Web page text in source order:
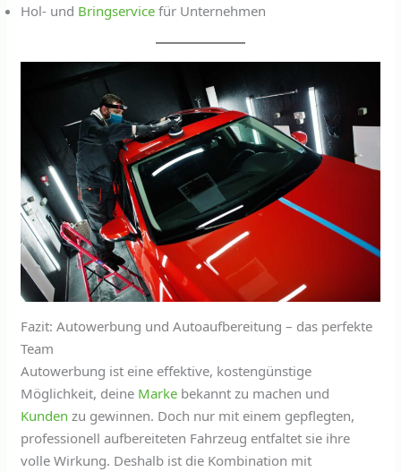
Hol- und Bringservice für Unternehmen
Fazit: Autowerbung und Autoaufbereitung – das perfekte
Team
Autowerbung ist eine effektive, kostengünstige
Möglichkeit, deine Marke bekannt zu machen und
Kunden zu gewinnen. Doch nur mit einem gepflegten,
professionell aufbereiteten Fahrzeug entfaltet sie ihre
volle Wirkung. Deshalb ist die Kombination mit